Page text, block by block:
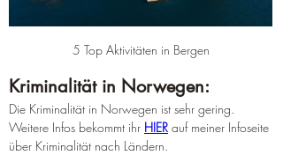
5 Top Aktivitäten in Bergen
Kriminalität in Norwegen:
Die Kriminalität in Norwegen ist sehr gering.
Weitere Infos bekommt ihr HIER auf meiner Infoseite
über Kriminalität nach Ländern.